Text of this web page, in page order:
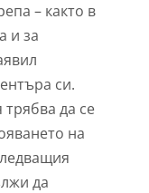
– както в
и за
си.
да се
на
да